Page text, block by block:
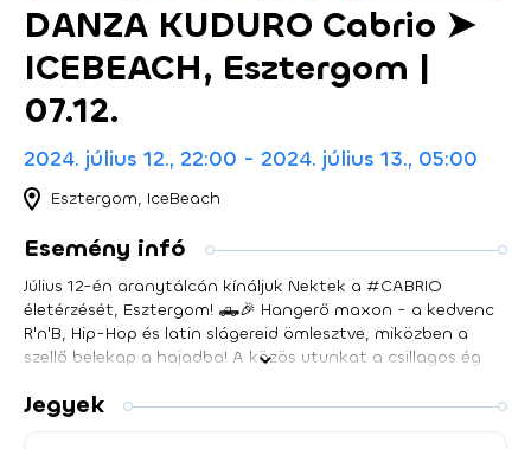
DANZA KUDURO Cabrio ➤
ICEBEACH, Esztergom |
07.12.
2024. július 12., 22:00 - 2024. július 13., 05:00
Esztergom, IceBeach
Esemény infó
Július 12-én aranytálcán kínáljuk Nektek a #CABRIO
életérzését, Esztergom! 🛻🎉 Hangerő maxon - a kedvenc
R'n'B, Hip-Hop és latin slágereid ömlesztve, miközben a
szellő belekap a hajadba! A közös utunkat a csillagos ég
💃🏽 [ Fellépők: ] ➤ Bréda Bia ➤ Nikita ➤ Brook ➤ Subpøp 📅
Jegyek